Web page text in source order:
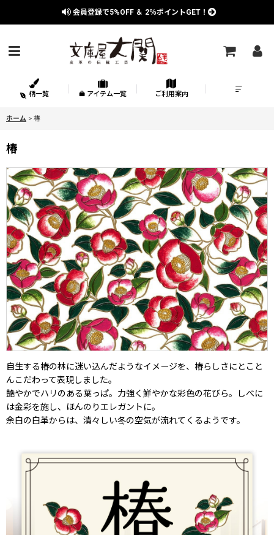
会員登録で5%OFF ＆ 2％ポイントGET！
柄一覧 アイテム一覧 ご利用案内
ホーム > 椿
椿
自生する椿の林に迷い込んだようなイメージを、椿らしさにとこと
んこだわって表現しました。
艶やかでハリのある葉っぱ。力強く鮮やかな彩色の花びら。しべに
は金彩を施し、ほんのりエレガントに。
余白の白革からは、清々しい冬の空気が流れてくるようです。